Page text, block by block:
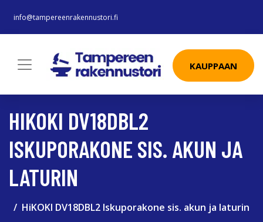
info@tampereenrakennustori.fi
KAUPPAAN
HIKOKI DV18DBL2
ISKUPORAKONE SIS. AKUN JA
LATURIN
HiKOKI DV18DBL2 Iskuporakone sis. akun ja laturin